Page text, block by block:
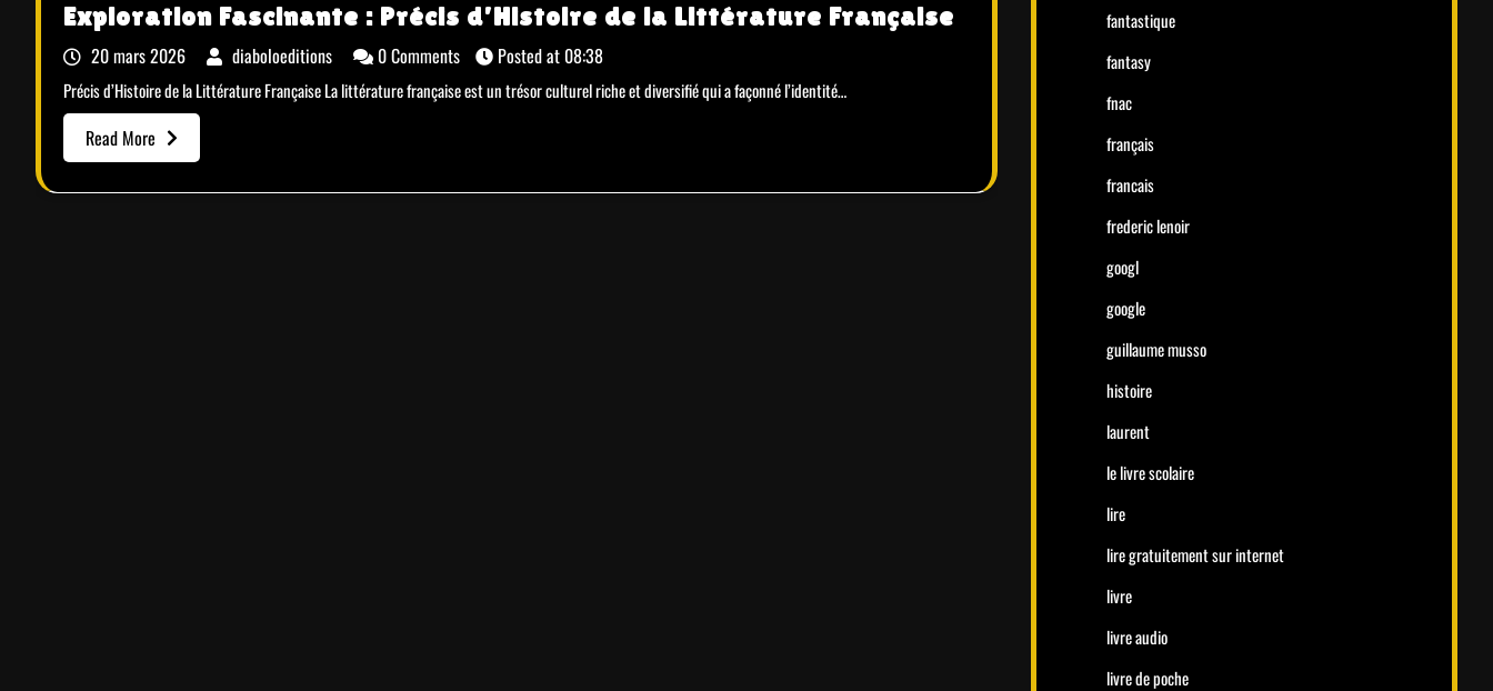
Exploration Fascinante : Précis d’Histoire de la Littérature Française
20 mars 2026 diaboloeditions 0 Comments Posted at 08:38
Précis d’Histoire de la Littérature Française La littérature française est un trésor culturel riche et diversifié qui a façonné l’identité…
Read More
fantastique
fantasy
fnac
français
francais
frederic lenoir
googl
google
guillaume musso
histoire
laurent
le livre scolaire
lire
lire gratuitement sur internet
livre
livre audio
livre de poche